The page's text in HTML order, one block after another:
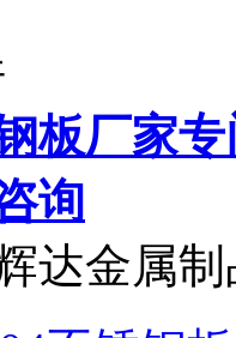
板厂家
询
达金属